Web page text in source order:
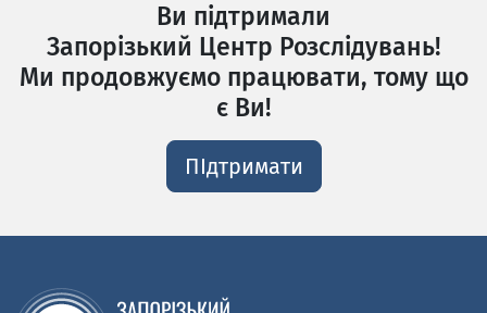
Ви підтримали
Запорізький Центр Розслідувань!
Ми продовжуємо працювати, тому що
є Ви!
ПІдтримати